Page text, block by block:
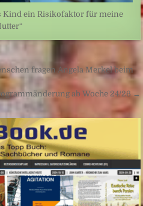
Kind ein Risikofaktor für meine
fragen Angela Merkel beim
ab Woche 24/26 →